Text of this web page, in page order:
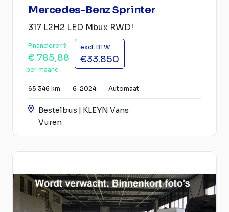
Mercedes-Benz Sprinter
317 L2H2 LED Mbux RWD!
Financieren?
€ 785,88
per maand
excl. BTW
€33.850
65.346 km 6-2024 Automaat
Bestelbus | KLEYN Vans
Vuren